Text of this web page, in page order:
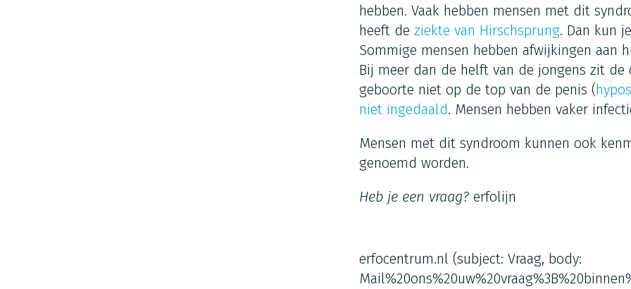
hebben. Vaak hebben mensen met dit
heeft de ziekte van Hirschsprung. Dan kun
Sommige mensen hebben afwijkingen aan
Bij meer dan de helft van de jongens zit
geboorte niet op de top van de penis (
niet ingedaald. Mensen hebben vaker
Mensen met dit syndroom kunnen ook
genoemd worden.
Heb je een vraag? erfolijn
erfocentrum.nl (subject: Vraag, body: